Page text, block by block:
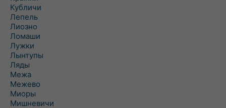
Кубличи
Лепель
Лиозно
Ломаши
Лужки
Лынтупы
Ляды
Межа
Межево
Миоры
Мишневичи